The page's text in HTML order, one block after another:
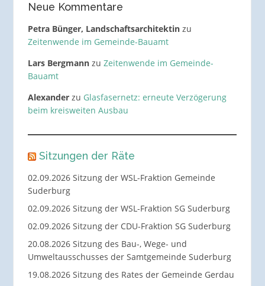
Neue Kommentare
Petra Bünger, Landschaftsarchitektinzu
Zeitenwende im Gemeinde-Bauamt
Lars Bergmannzu Zeitenwende im Gemeinde-
Bauamt
Alexanderzu Glasfasernetz: erneute Verzögerung
beim kreisweiten Ausbau
Sitzungen der Räte
02.09.2026 Sitzung der WSL-Fraktion Gemeinde
Suderburg
02.09.2026 Sitzung der WSL-Fraktion SG Suderburg
02.09.2026 Sitzung der CDU-Fraktion SG Suderburg
20.08.2026 Sitzung des Bau-, Wege- und
Umweltausschusses der Samtgemeinde Suderburg
19.08.2026 Sitzung des Rates der Gemeinde Gerdau